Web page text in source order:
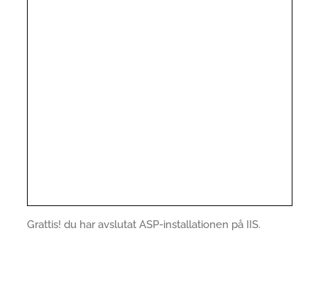
Grattis! du har avslutat ASP-installationen på IIS.